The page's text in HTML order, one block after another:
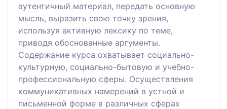
аутентичный материал, передать основную
мысль, выразить свою точку зрения,
используя активную лексику по теме,
приводя обоснованные аргументы.
Содержание курса охватывает социально-
культурную, социально-бытовую и учебно-
профессиональную сферы. Осуществления
коммуникативных намерений в устной и
письменной форме в различных сферах